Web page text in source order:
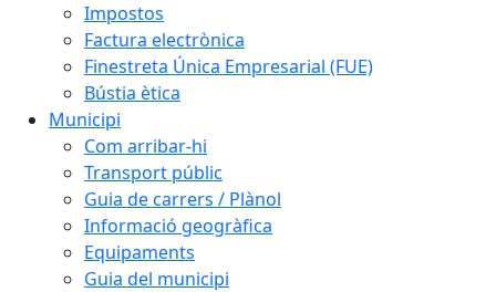
Impostos
Factura electrònica
Finestreta Única Empresarial (FUE)
Bústia ètica
Municipi
Com arribar-hi
Transport públic
Guia de carrers / Plànol
Informació geogràfica
Equipaments
Guia del municipi